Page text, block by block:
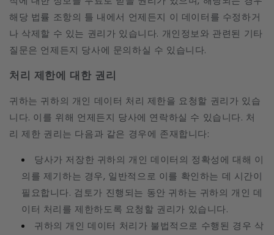
해당 법률 조항의 틀 내에서 언제든지 이 데이터를 수정하거
나 삭제할 수 있는 권리가 있습니다. 개인정보와 관련된 기타
질문은 언제든지 당사에 문의하실 수 있습니다.
처리 제한에 대한 권리
귀하는 귀하의 개인 데이터 처리 제한을 요청할 권리가 있습
니다. 이를 위해 언제든지 당사에 연락하실 수 있습니다. 처
리 제한 권리는 다음과 같은 경우에 존재합니다:
당사가 저장한 귀하의 개인 데이터의 정확성에 대해 이
의를 제기하는 경우, 일반적으로 이를 확인하는 데 시간이
필요합니다. 검토가 진행되는 동안 귀하는 귀하의 개인 데
이터 처리를 제한하도록 요청할 권리가 있습니다.
귀하의 개인 데이터 처리가 불법적으로 수행된 경우 삭